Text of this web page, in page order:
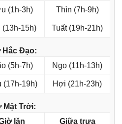
(1h-3h) Thìn (7h-9h)
(13h-15h) Tuất (19h-21h)
Hắc Đạo:
(5h-7h) Ngọ (11h-13h)
(17h-19h) Hợi (21h-23h)
Mặt Trời:
lặn Giữa trưa